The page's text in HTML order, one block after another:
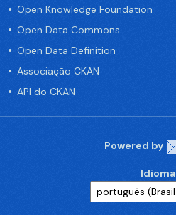
Open Knowledge Foundation
Open Data Commons
Open Data Definition
Associação CKAN
API do CKAN
Powered by
Idioma